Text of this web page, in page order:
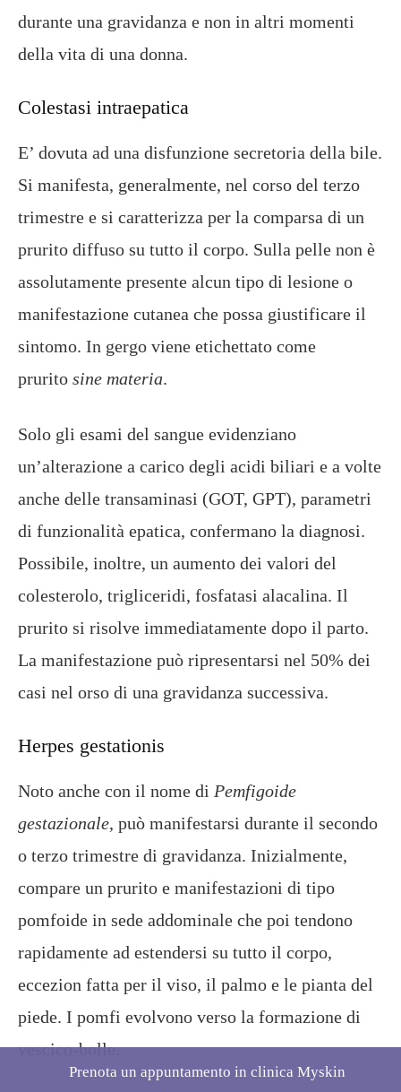
durante una gravidanza e non in altri momenti
della vita di una donna.
Colestasi intraepatica
E’ dovuta ad una disfunzione secretoria della bile.
Si manifesta, generalmente, nel corso del terzo
trimestre e si caratterizza per la comparsa di un
prurito diffuso su tutto il corpo. Sulla pelle non è
assolutamente presente alcun tipo di lesione o
manifestazione cutanea che possa giustificare il
sintomo. In gergo viene etichettato come
prurito sine materia.
Solo gli esami del sangue evidenziano
un’alterazione a carico degli acidi biliari e a volte
anche delle transaminasi (GOT, GPT), parametri
di funzionalità epatica, confermano la diagnosi.
Possibile, inoltre, un aumento dei valori del
colesterolo, trigliceridi, fosfatasi alacalina. Il
prurito si risolve immediatamente dopo il parto.
La manifestazione può ripresentarsi nel 50% dei
casi nel orso di una gravidanza successiva.
Herpes gestationis
Noto anche con il nome di Pemfigoide
gestazionale, può manifestarsi durante il secondo
o terzo trimestre di gravidanza. Inizialmente,
compare un prurito e manifestazioni di tipo
pomfoide in sede addominale che poi tendono
rapidamente ad estendersi su tutto il corpo,
eccezion fatta per il viso, il palmo e le pianta del
piede. I pomfi evolvono verso la formazione di
vescico-bolle.
Prenota un appuntamento in clinica Myskin